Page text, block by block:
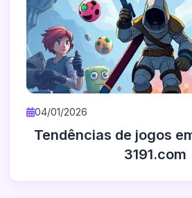
04/01/2026
Tendências de jogos
3191.com